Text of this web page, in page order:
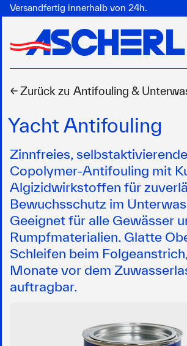
Versandfertig innerhalb von 24h.
← Zurück zu Antifouling &
Yacht Antifouling
Zinnfreies,
Copolymer-Antifouling mit
Algizidwirkstoffen für
Bewuchsschutz im
Geeignet für alle Gewässer
Rumpfmaterialien. Glatte
Schleifen beim
Monate vor dem
auftragbar.